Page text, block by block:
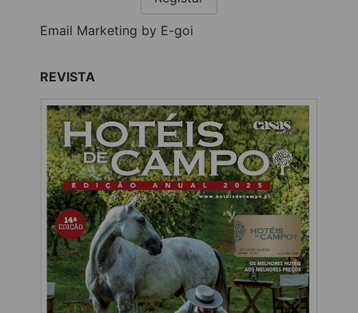
Email Marketing by E-goi
REVISTA